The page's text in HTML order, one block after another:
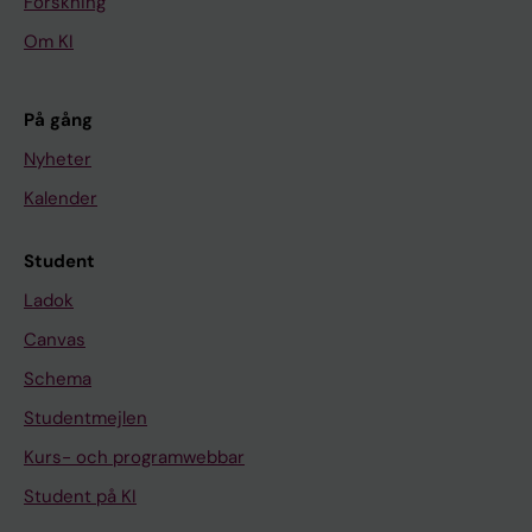
Om KI
På gång
Nyheter
Kalender
Student
Ladok
Canvas
Schema
Studentmejlen
Kurs- och programwebbar
Student på KI